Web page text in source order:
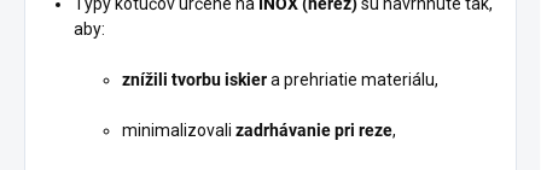
Typy kotúčov určené na INOX (nerez)sú navrhnuté tak,
aby:
znížili tvorbu iskiera prehriatie materiálu,
minimalizovali zadrhávanie pri reze,